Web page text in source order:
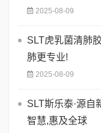
2025-08-09
SLT虎乳菌清肺
肺更专业!
2025-08-09
SLT斯乐泰·源
智慧,惠及全球